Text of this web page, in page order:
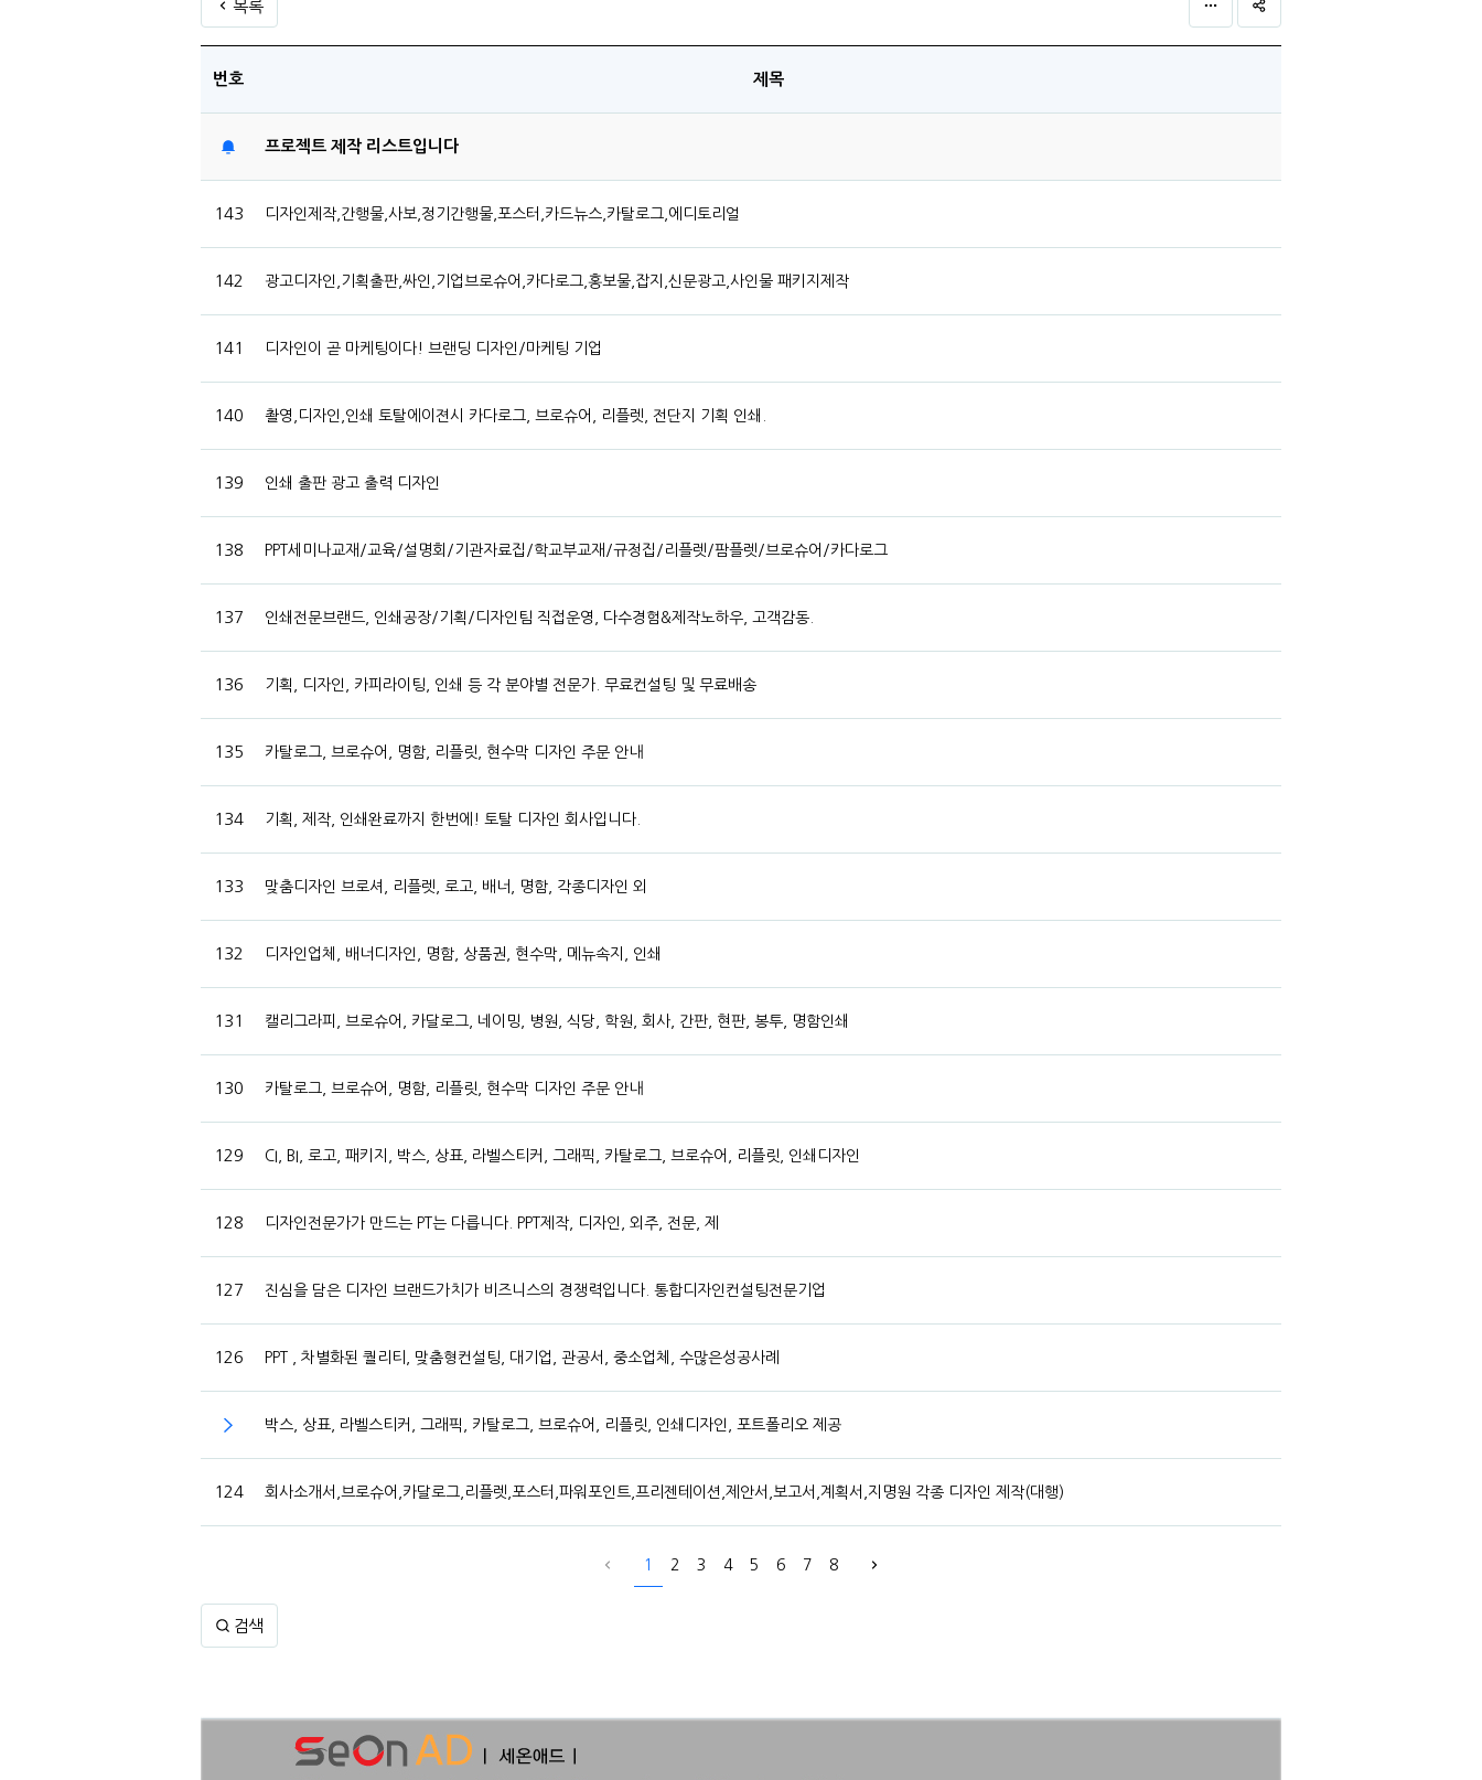
목록
번호 제목
프로젝트 제작 리스트입니다
143 디자인제작,간행물,사보,정기간행물,포스터,카드뉴스,카탈로그,에디토리얼
142 광고디자인,기획출판,싸인,기업브로슈어,카다로그,홍보물,잡지,신문광고,사인물 패키지제작
141 디자인이 곧 마케팅이다! 브랜딩 디자인/마케팅 기업
140 촬영,디자인,인쇄 토탈에이젼시 카다로그, 브로슈어, 리플렛, 전단지 기획 인쇄.
139 인쇄 출판 광고 출력 디자인
138 PPT세미나교재/교육/설명회/기관자료집/학교부교재/규정집/리플렛/팜플렛/브로슈어/카다로그
137 인쇄전문브랜드, 인쇄공장/기획/디자인팀 직접운영, 다수경험&제작노하우, 고객감동.
136 기획, 디자인, 카피라이팅, 인쇄 등 각 분야별 전문가. 무료컨설팅 및 무료배송
135 카탈로그, 브로슈어, 명함, 리플릿, 현수막 디자인 주문 안내
134 기획, 제작, 인쇄완료까지 한번에! 토탈 디자인 회사입니다.
133 맞춤디자인 브로셔, 리플렛, 로고, 배너, 명함, 각종디자인 외
132 디자인업체, 배너디자인, 명함, 상품권, 현수막, 메뉴속지, 인쇄
131 캘리그라피, 브로슈어, 카달로그, 네이밍, 병원, 식당, 학원, 회사, 간판, 현판, 봉투, 명함인쇄
130 카탈로그, 브로슈어, 명함, 리플릿, 현수막 디자인 주문 안내
129 CI, BI, 로고, 패키지, 박스, 상표, 라벨스티커, 그래픽, 카탈로그, 브로슈어, 리플릿, 인쇄디자인
128 디자인전문가가 만드는 PT는 다릅니다. PPT제작, 디자인, 외주, 전문, 제
127 진심을 담은 디자인 브랜드가치가 비즈니스의 경쟁력입니다. 통합디자인컨설팅전문기업
126 PPT , 차별화된 퀄리티, 맞춤형컨설팅, 대기업, 관공서, 중소업체, 수많은성공사례
박스, 상표, 라벨스티커, 그래픽, 카탈로그, 브로슈어, 리플릿, 인쇄디자인, 포트폴리오 제공
124 회사소개서,브로슈어,카달로그,리플렛,포스터,파워포인트,프리젠테이션,제안서,보고서,계획서,지명원 각종 디자인 제작(대행)
1 2 3 4 5 6 7 8
검색